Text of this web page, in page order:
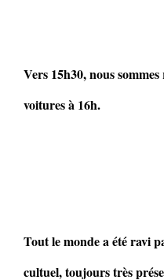
Vers 15h30, nous
voitures à 16h.
Tout le monde a été ravi
cultuel, toujours très